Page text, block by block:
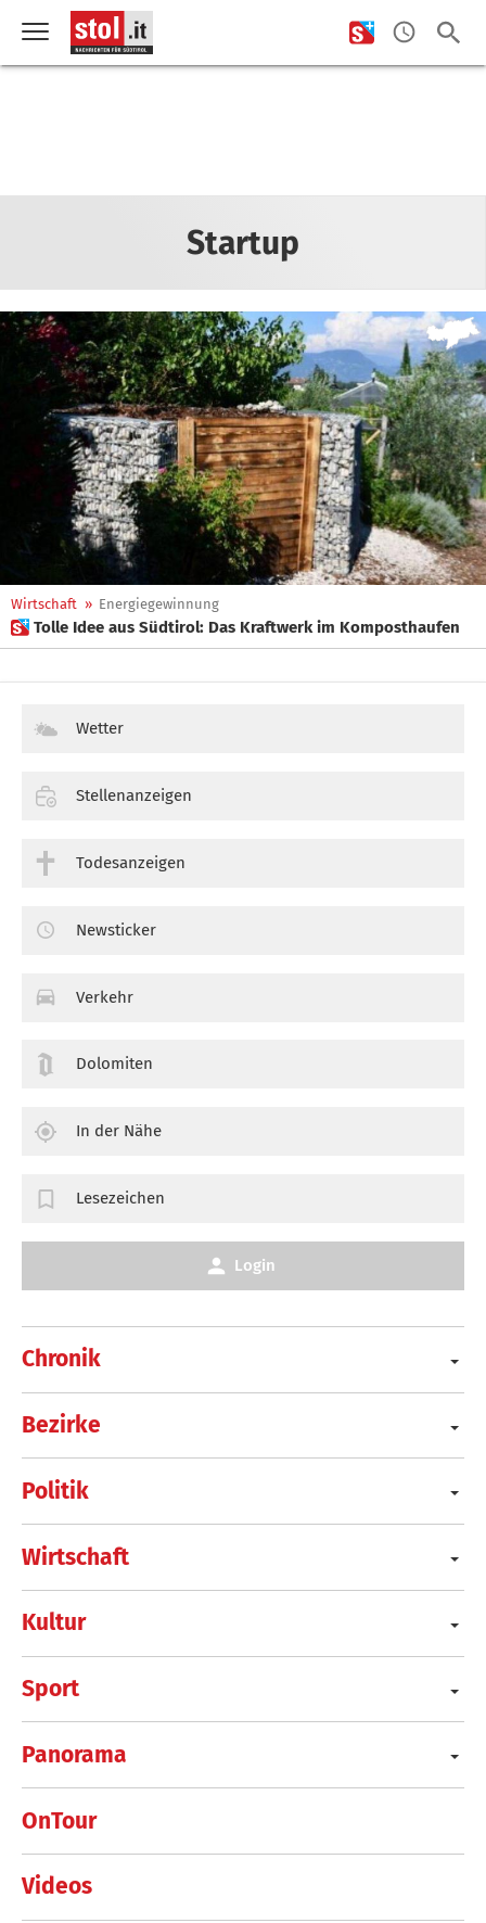
Startup
Wirtschaft » Energiegewinnung
 Tolle Idee aus Südtirol: Das Kraftwerk im Komposthaufen
Chronik
Bezirke
Politik
Wirtschaft
Kultur
Sport
Panorama
OnTour
Videos
Wetter
Stellenanzeigen
Todesanzeigen
Newsticker
Verkehr
Dolomiten
In der Nähe
Lesezeichen
Login